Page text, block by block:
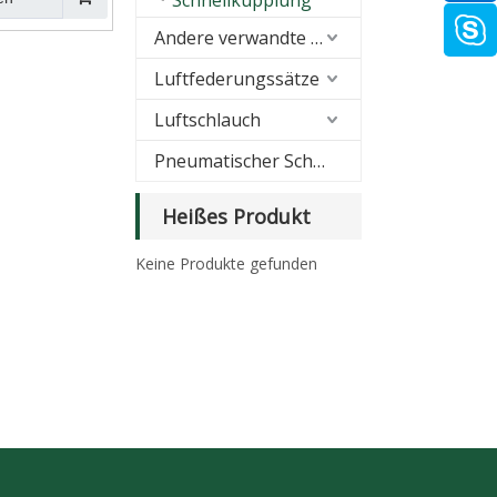
Andere verwandte Produkte
Luftfederungssätze
Luftschlauch
Pneumatischer Schalldämpfer
Heißes Produkt
Keine Produkte gefunden